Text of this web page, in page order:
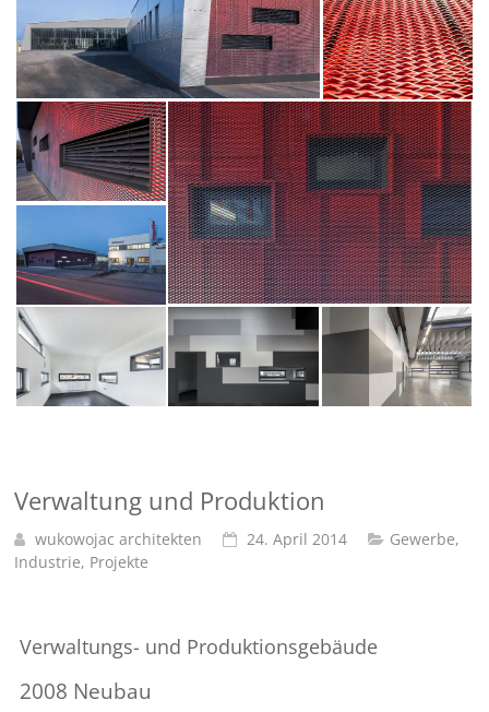
Verwaltung und Produktion
wukowojac architekten 24. April 2014 Gewerbe,
Industrie, Projekte
Verwaltungs- und Produktionsgebäude
2008 Neubau